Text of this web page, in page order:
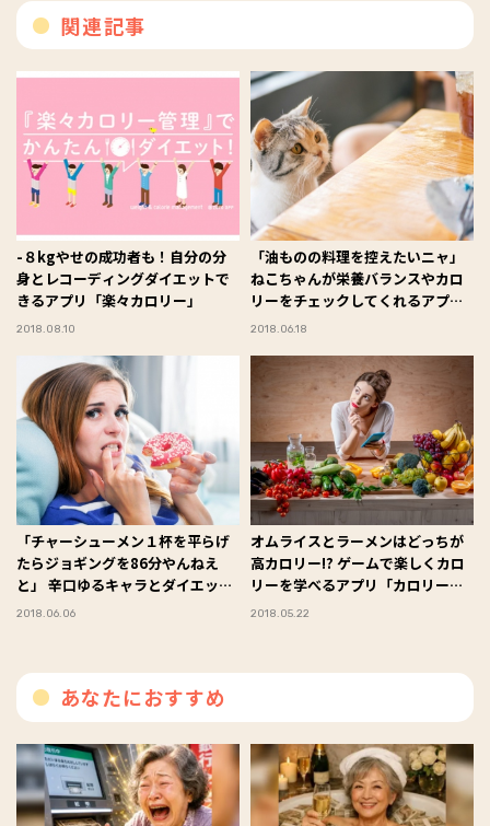
関連記事
-８kgやせの成功者も！自分の分
身とレコーディングダイエットで
きるアプリ「楽々カロリー」
2018.08.10
「油ものの料理を控えたいニャ」
ねこちゃんが栄養バランスやカロ
リーをチェックしてくれるアプリ
「ニャに食べた？」
2018.06.18
「チャーシューメン１杯を平らげ
たらジョギングを86分やんねえ
と」 辛口ゆるキャラとダイエット
できるアプリ
2018.06.06
オムライスとラーメンはどっちが
高カロリー!? ゲームで楽しくカロ
リーを学べるアプリ「カロリー仕
分け」
2018.05.22
あなたにおすすめ